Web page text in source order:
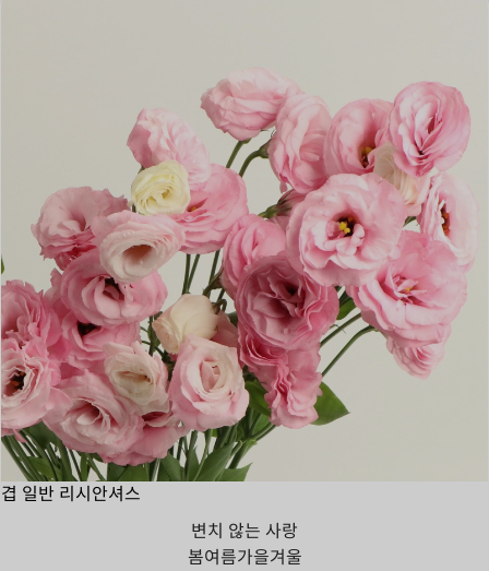
겹 일반 리시안셔스
변치 않는 사랑
봄여름가을겨울